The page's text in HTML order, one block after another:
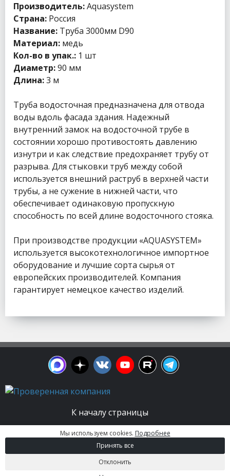
Производитель:Aquasystem
Страна: Россия
Название: Труба 3000мм D90
Материал: медь
Кол-во в упак.: 1 шт
Диаметр:90 мм
Длина:3 м
Труба водосточная предназначена для отвода
воды вдоль фасада здания. Надежный
внутренний замок на водосточной трубе в
состоянии хорошо противостоять давлению
изнутри и как следствие предохраняет трубу от
разрыва. Для стыковки труб между собой
используется внешний раструб в верхней части
трубы, а не сужение в нижней части, что
обеспечивает одинаковую пропускную
способность по всей длине водосточного стояка.
При производстве продукции «AQUASYSTEM»
используется высокотехнологичное импортное
оборудование и лучшие сорта сырья от
европейских производителей. Компания
гарантирует немецкое качество изделий.
К началу страницы
© 2003 - 2026. Апельсин group | Группа
строительных компаний Все права защищены.
Вся информация на этом сайте носит
информационный характер и не является
публичной офертой, определяемой положениями
Мы используем cookies. Подробнее
Принять все
Отклонить